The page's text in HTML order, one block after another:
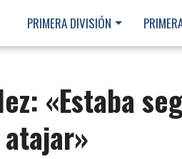
PRIMERA DIVISIÓN
«Estaba